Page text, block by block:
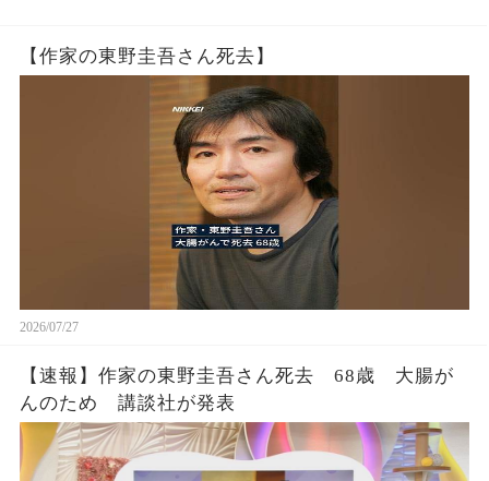
【作家の東野圭吾さん死去】
2026/07/27
【速報】作家の東野圭吾さん死去 68歳 大腸が
んのため 講談社が発表